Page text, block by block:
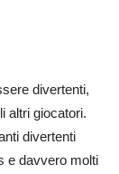
divertenti,
altri giocatori.
divertenti
e davvero molti